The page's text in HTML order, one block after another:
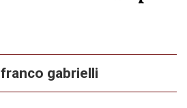
franco gabrielli